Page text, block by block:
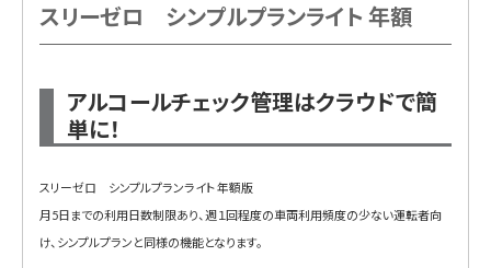
スリーゼロ シンプルプランライト 年額
アルコールチェック管理はクラウドで簡
単に！
スリーゼロ シンプルプランライト 年額版
月5日までの利用日数制限あり、週１回程度の車両利用頻度の少ない運転者向
け、シンプルプランと同様の機能となります。